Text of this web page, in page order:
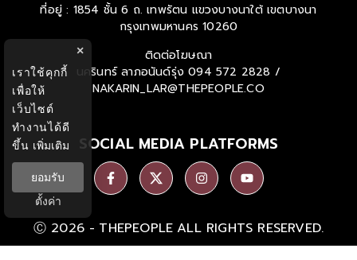
ที่อยู่ : 1854 ชั้น 6 ถ. เทพรัตน แขวงบางนาใต้ เขตบางนา
กรุงเทพมหานคร 10260
ติดต่อโฆษณา
นครินทร์ ลาภอนันด์รุ่ง 094 572 2828 /
NAKARIN_LAR@THEPEOPLE.CO
SOCIAL MEDIA PLATFORMS
Ⓒ 2026 - THEPEOPLE ALL RIGHTS RESERVED.
×
เราใช้คุกกี้
เพื่อให้
เว็บไซต์
ทำงานได้ดี
ขึ้น เพิ่มเติม
ยอมรับ
ตั้งค่า